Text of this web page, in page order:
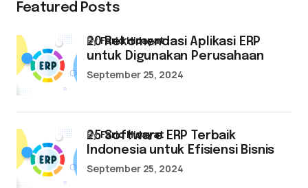
Featured Posts
20 Rekomendasi Aplikasi ERP
untuk Digunakan Perusahaan
byFarid Hidayat
September 25, 2024
25 Software ERP Terbaik
Indonesia untuk Efisiensi Bisnis
byFarid Hidayat
September 25, 2024